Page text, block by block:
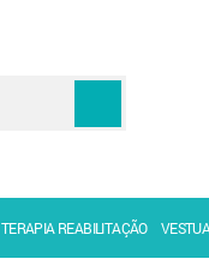
TERAPIA REABILITAÇÃO